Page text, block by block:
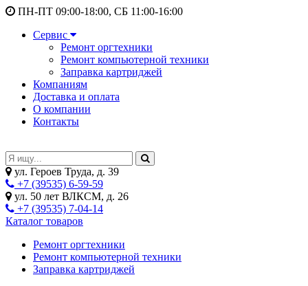
ПН-ПТ 09:00-18:00, СБ 11:00-16:00
Сервис
Ремонт оргтехники
Ремонт компьютерной техники
Заправка картриджей
Компаниям
Доставка и оплата
О компании
Контакты
ул. Героев Труда, д. 39
+7 (39535) 6-59-59
ул. 50 лет ВЛКСМ, д. 26
+7 (39535) 7-04-14
Каталог товаров
Ремонт оргтехники
Ремонт компьютерной техники
Заправка картриджей